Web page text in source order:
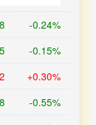
-0.24%
-0.15%
+0.30%
-0.55%